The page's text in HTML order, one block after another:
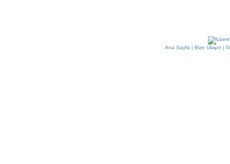
Ana Sayfa | Bize Ulaşın |